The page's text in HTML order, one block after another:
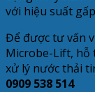
với hiệu suất
Để được tư vấn
Microbe-Lift, hỗ
xử lý nước thải
0909 538 514